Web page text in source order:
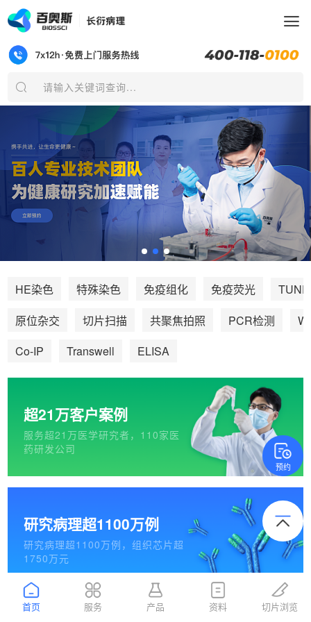
预约
请输入关键词查询...
HE染色 特殊染色 免疫组化 免疫荧光
原位杂交
切片扫描 共聚焦拍照 PCR检测
Co-IP
Transwell ELISA
超21万客户案例
服务超21万医学研究者，110家医
药研发公司
研究病理超1100万例
研究病理超1100万例，组织芯片超
1750万元
首页 服务 产品 资料 切片浏览